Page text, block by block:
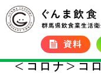
資料
＜コロナ＞コ